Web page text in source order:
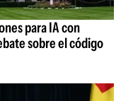
para IA con
sobre el código